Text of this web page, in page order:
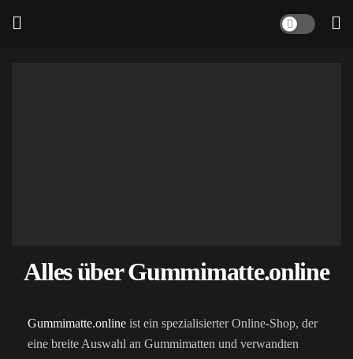
Alles über Gummimatte.online
Gummimatte.online ist ein spezialisierter Online-Shop, der
eine breite Auswahl an Gummimatten und verwandten